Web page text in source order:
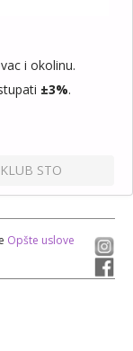
i okolinu.
±3%.
KLUB STO
Opšte uslove